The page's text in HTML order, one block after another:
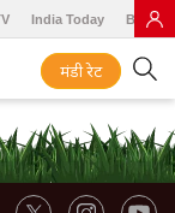
India Today BT
मंडी रेट